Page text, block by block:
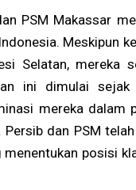
PSM Makassar
Meskipun
Selatan, mereka
ini dimulai
mereka dalam
Persib dan PSM
menentukan posisi